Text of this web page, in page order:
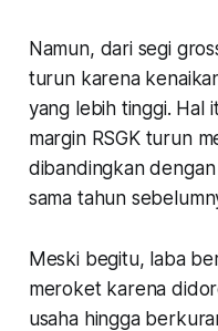
Namun, dari segi
turun karena
yang lebih tinggi. Hal
margin RSGK turun
dibandingkan
sama tahun
Meski begitu, laba
meroket karena
usaha hingga